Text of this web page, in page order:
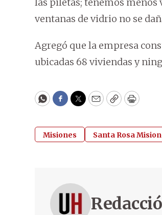
las piletas; tenemos menos
ventanas de vidrio no se
Agregó que la empresa
ubicadas 68 viviendas y
WhatsApp
Facebook
Twitter
EmailCopyPrint
Misiones Santa Rosa